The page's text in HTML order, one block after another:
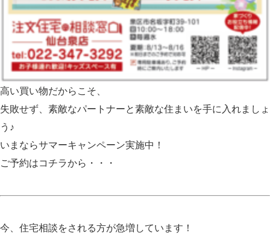
高い買い物だからこそ、
失敗せず、素敵なパートナーと素敵な住まいを手に入れましょ
う♪
いまならサマーキャンペーン実施中！
ご予約はコチラから・・・
今、住宅相談をされる方が急増しています！